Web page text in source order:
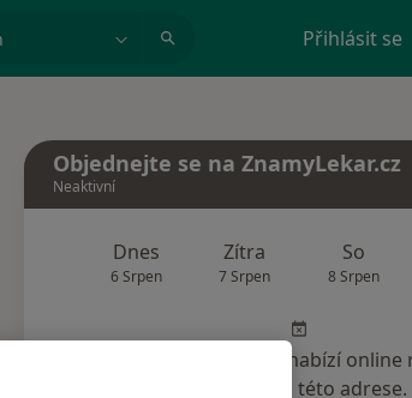
Přihlásit se
Objednejte se na ZnamyLekar.cz
Neaktivní
Dnes
6 Srpen
Zítra
7 Srpen
So
8 Srpen
Tento specialista nenabízí online
termínu na této adrese.